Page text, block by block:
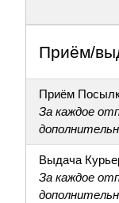
Приём/
Приём
За каждое
Выдача
За каждое